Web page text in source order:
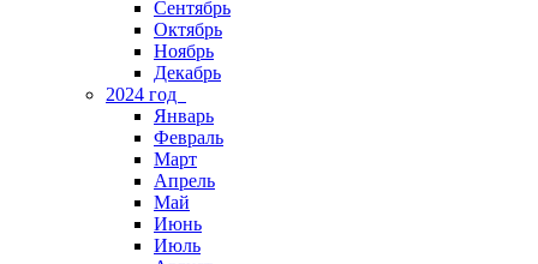
Сентябрь
Октябрь
Ноябрь
Декабрь
2024 год
Январь
Февраль
Март
Апрель
Май
Июнь
Июль